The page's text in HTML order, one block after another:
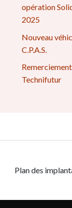
opération
2025
Nouveau
C.P.A.S.
Technifutur
Plan des